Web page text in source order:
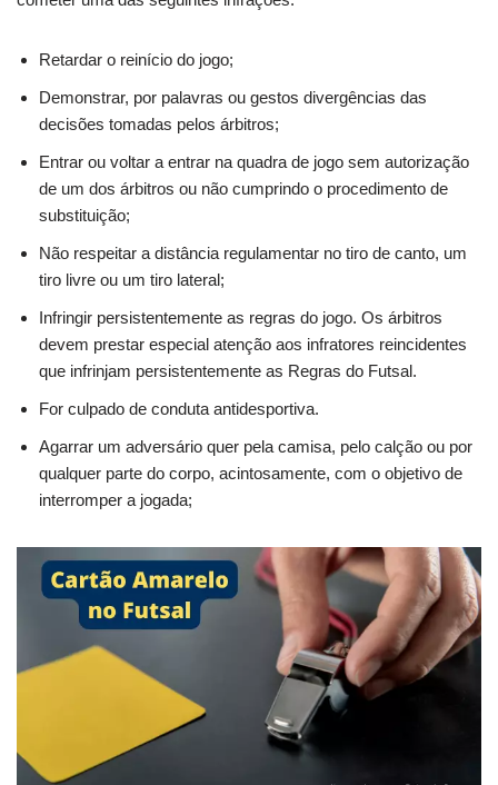
Retardar o reinício do jogo;
Demonstrar, por palavras ou gestos divergências das
decisões tomadas pelos árbitros;
Entrar ou voltar a entrar na quadra de jogo sem autorização
de um dos árbitros ou não cumprindo o procedimento de
substituição;
Não respeitar a distância regulamentar no tiro de canto, um
tiro livre ou um tiro lateral;
Infringir persistentemente as regras do jogo. Os árbitros
devem prestar especial atenção aos infratores reincidentes
que infrinjam persistentemente as Regras do Futsal.
For culpado de conduta antidesportiva.
Agarrar um adversário quer pela camisa, pelo calção ou por
qualquer parte do corpo, acintosamente, com o objetivo de
interromper a jogada;